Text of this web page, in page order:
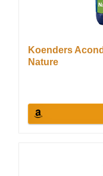
Koenders
Nature